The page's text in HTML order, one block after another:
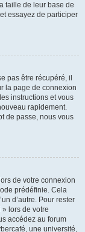
taille de leur base de
essayez de participer
pas être récupéré, il
la page de connexion
instructions et vous
rapidement.
de passe, nous vous
de votre connexion
prédéfinie. Cela
d’autre. Pour rester
lors de votre
accédez au forum
une université,